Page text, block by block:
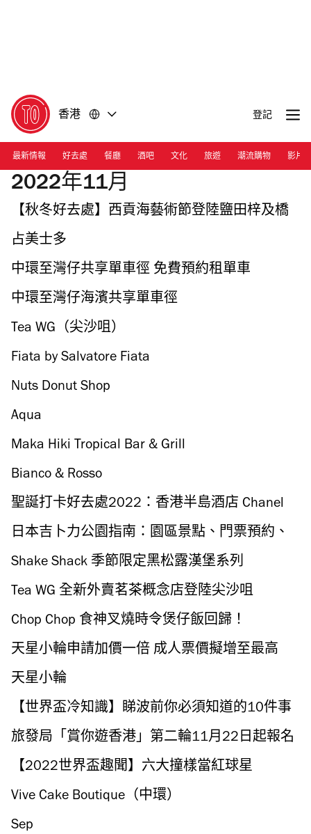
香港 登記
最新情報 好去處 餐廳 酒吧 文化 旅遊 潮流購物 影片
2022年11月
【秋冬好去處】西貢海藝術節登陸鹽田梓及橋
咀洲
占美士多
中環至灣仔共享單車徑 免費預約租單車
中環至灣仔海濱共享單車徑
Tea WG（尖沙咀）
Fiata by Salvatore Fiata
Nuts Donut Shop
Aqua
Maka Hiki Tropical Bar & Grill
Bianco & Rosso
聖誕打卡好去處2022：香港半島酒店 Chanel
珍珠項鍊燈飾
日本吉卜力公園指南：園區景點、門票預約、
交通一覽
Shake Shack 季節限定黑松露漢堡系列
Tea WG 全新外賣茗茶概念店登陸尖沙咀
Chop Chop 食神叉燒時令煲仔飯回歸！
天星小輪申請加價一倍 成人票價擬增至最高
$8.4 長者免費優惠取消
天星小輪
【世界盃冷知識】睇波前你必須知道的10件事
旅發局「賞你遊香港」第二輪11月22日起報名
免費旅行團
【2022世界盃趣聞】六大撞樣當紅球星
Vive Cake Boutique（中環）
Sep